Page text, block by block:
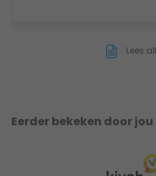
Lees
Eerder bekeken door jou